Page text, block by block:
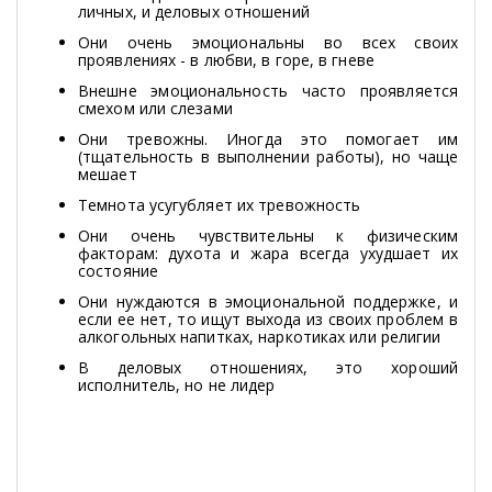
личных, и деловых отношений
Они очень эмоциональны во всех своих
проявлениях - в любви, в горе, в гневе
Внешне эмоциональность часто проявляется
смехом или слезами
Они тревожны. Иногда это помогает им
(тщательность в выполнении работы), но чаще
мешает
Темнота усугубляет их тревожность
Они очень чувствительны к физическим
факторам: духота и жара всегда ухудшает их
состояние
Они нуждаются в эмоциональной поддержке, и
если ее нет, то ищут выхода из своих проблем в
алкогольных напитках, наркотиках или религии
В деловых отношениях, это хороший
исполнитель, но не лидер